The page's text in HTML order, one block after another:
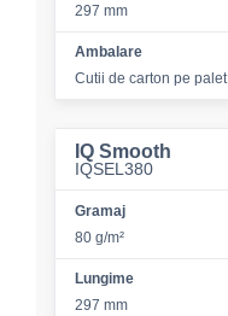
297 mm
Ambalare
Cutii de carton pe palet
IQ Smooth
IQSEL380
Gramaj
80 g/m²
Lungime
297 mm